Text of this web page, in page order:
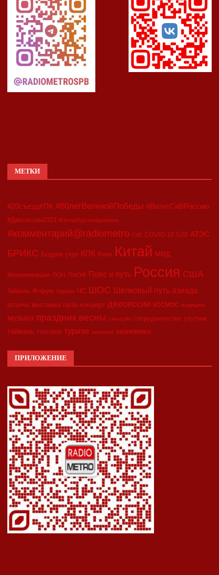
МЕТКИ
#20съездКПК #80летВеликойПобеды #ВизитСиВРоссию
#Двесессии2023 #Петербургскийдневник
#комментарий@radiometro CIIE COVID-19 G20 АТЭС
БРИКС Бодрое утро КПК Кино Китай МИД
Минкоммерции ООН ПМЭФ Пояс и путь Россия США
Тайвань Форум Харбин ЧС ШОС Шёлковый путь азиада
встреча выставка гала-концерт двесессии космос медицина
музыка праздник весны синьцзян сотрудничество спутник
тайвань торговля туризм экология экономика
ПРИЛОЖЕНИЕ